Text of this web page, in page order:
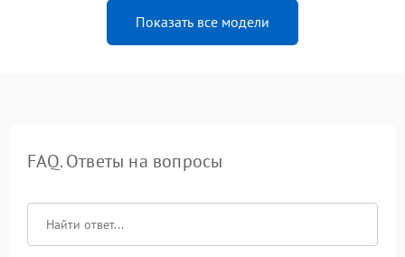
Показать все модели
FAQ. Ответы на вопросы